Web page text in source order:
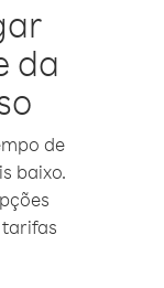
da
de
baixo.